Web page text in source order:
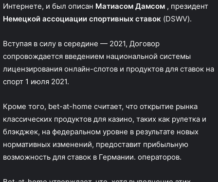
Интернете, и был описан Матиасом Дамсом , президент
Немецкой ассоциации спортивных ставок (DSWV).
Вступая в силу в середине — 2021, Договор
сопровождается введением национальной системы
лицензирования онлайн-слотов и продуктов для ставок на
спорт 1 июля 2021.
Кроме того, bet-at-home считает, что открытие рынка
классических продуктов для казино, таких как рулетка и
блэкджек, на федеральном уровне в результате новых
нормативных изменений, предоставит прибыльную
возможность для ставок в Германии. операторов.